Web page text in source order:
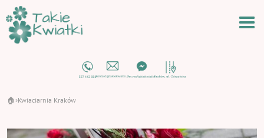
🏠 ›Kwiaciarnia Kraków